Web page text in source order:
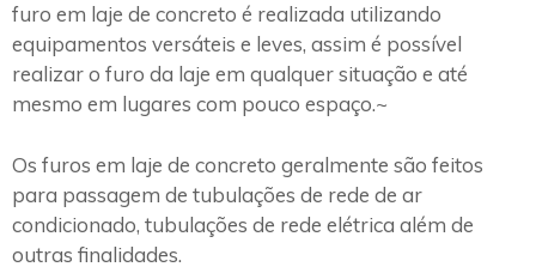
furo em laje de concreto é realizada utilizando
equipamentos versáteis e leves, assim é possível
realizar o furo da laje em qualquer situação e até
mesmo em lugares com pouco espaço.~
Os furos em laje de concreto geralmente são feitos
para passagem de tubulações de rede de ar
condicionado, tubulações de rede elétrica além de
outras finalidades.